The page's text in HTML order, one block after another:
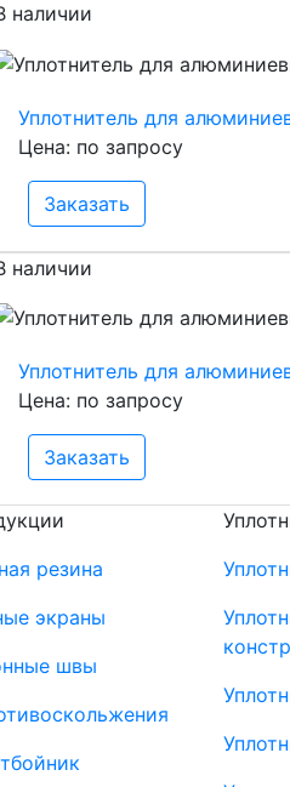
наличии
Уплотнитель для
Цена: по запросу
Заказать
наличии
Уплотнитель для
Цена: по запросу
Заказать
резина
экраны
швы